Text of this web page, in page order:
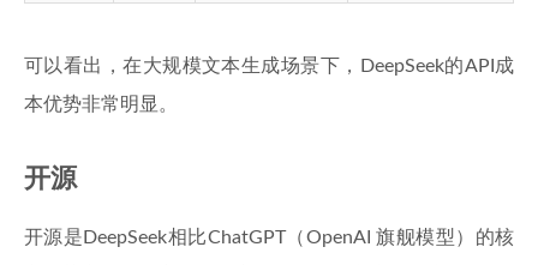
可以看出，在大规模文本生成场景下，DeepSeek的API成
本优势非常明显。
开源
开源是DeepSeek相比ChatGPT（OpenAI 旗舰模型）的核